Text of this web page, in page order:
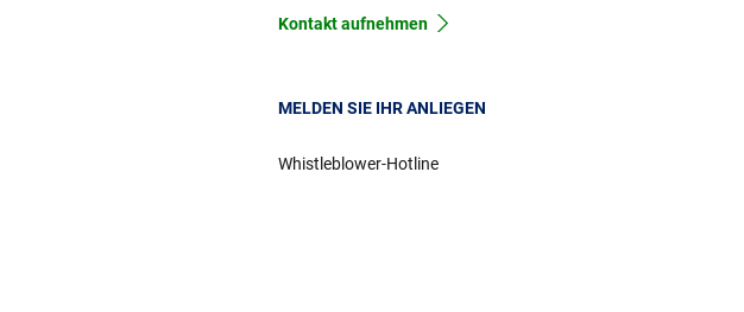
Kontakt aufnehmen
MELDEN SIE IHR ANLIEGEN
Whistleblower-Hotline